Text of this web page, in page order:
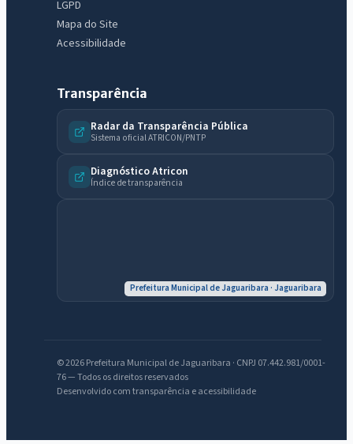
LGPD
Mapa do Site
Acessibilidade
Transparência
Radar da Transparência Pública
Sistema oficial ATRICON/PNTP
Diagnóstico Atricon
Índice de transparência
Prefeitura Municipal de Jaguaribara · Jaguaribara
© 2026 Prefeitura Municipal de Jaguaribara · CNPJ 07.442.981/0001-
76 — Todos os direitos reservados
Desenvolvido com transparência e acessibilidade
IntGest AI
licitações, estrutura ou transparência do município.